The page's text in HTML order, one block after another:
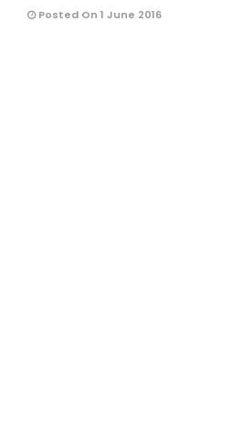
Posted On 1 June 2016